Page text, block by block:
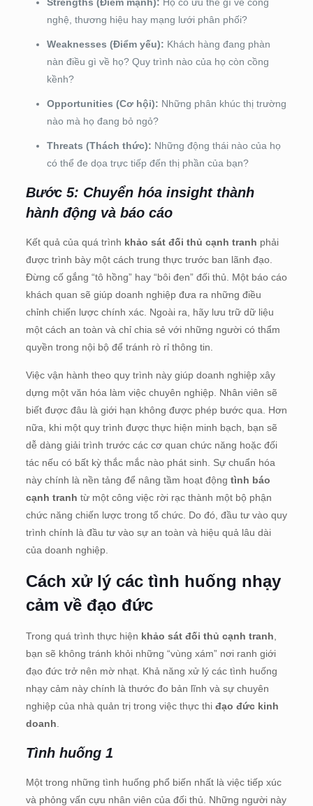
nghệ, thương hiệu hay mạng lưới phân phối?
Weaknesses (Điểm yếu): Khách hàng đang phàn
nàn điều gì về họ? Quy trình nào của họ còn cồng
kềnh?
Opportunities (Cơ hội): Những phân khúc thị trường
nào mà họ đang bỏ ngỏ?
Threats (Thách thức): Những động thái nào của họ
có thể đe dọa trực tiếp đến thị phần của bạn?
Bước 5: Chuyển hóa insight thành
hành động và báo cáo
Kết quả của quá trình khảo sát đối thủ cạnh tranh phải
được trình bày một cách trung thực trước ban lãnh đạo.
Đừng cố gắng “tô hồng” hay “bôi đen” đối thủ. Một báo cáo
khách quan sẽ giúp doanh nghiệp đưa ra những điều
chỉnh chiến lược chính xác. Ngoài ra, hãy lưu trữ dữ liệu
một cách an toàn và chỉ chia sẻ với những người có thẩm
quyền trong nội bộ để tránh rò rỉ thông tin.
Việc vận hành theo quy trình này giúp doanh nghiệp xây
dựng một văn hóa làm việc chuyên nghiệp. Nhân viên sẽ
biết được đâu là giới hạn không được phép bước qua. Hơn
nữa, khi một quy trình được thực hiện minh bạch, bạn sẽ
dễ dàng giải trình trước các cơ quan chức năng hoặc đối
tác nếu có bất kỳ thắc mắc nào phát sinh. Sự chuẩn hóa
này chính là nền tảng để nâng tầm hoạt động tình báo
cạnh tranh từ một công việc rời rạc thành một bộ phận
chức năng chiến lược trong tổ chức. Do đó, đầu tư vào quy
trình chính là đầu tư vào sự an toàn và hiệu quả lâu dài
của doanh nghiệp.
Cách xử lý các tình huống nhạy
cảm về đạo đức
Trong quá trình thực hiện khảo sát đối thủ cạnh tranh
bạn sẽ không tránh khỏi những “vùng xám” nơi ranh giới
đạo đức trở nên mờ nhạt. Khả năng xử lý các tình huống
nhạy cảm này chính là thước đo bản lĩnh và sự chuyên
nghiệp của nhà quản trị trong việc thực thi đạo đức kinh
doanh
Tình huống 1
Một trong những tình huống phổ biến nhất là việc tiếp xúc
và phỏng vấn cựu nhân viên của đối thủ. Những người này